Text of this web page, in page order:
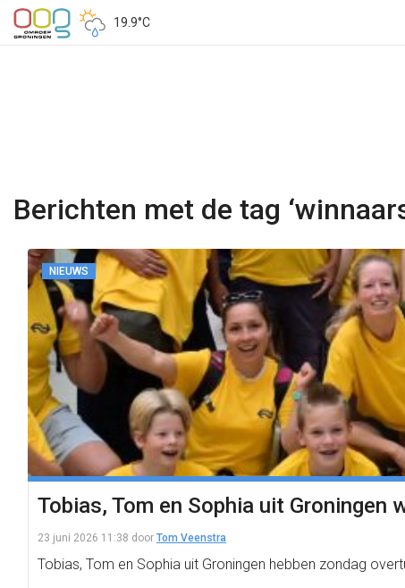
19.9°C
Berichten met de tag
NIEUWS
Tobias, Tom en Sophia uit Groningen
23 juni 2026 11:38 door Tom Veenstra
Tobias, Tom en Sophia uit Groningen hebben zondag